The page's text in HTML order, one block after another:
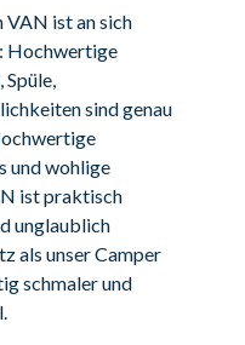
VAN ist an sich
Hochwertige
sind genau
und wohlige
ist praktisch
unglaublich
als unser Camper
schmaler und